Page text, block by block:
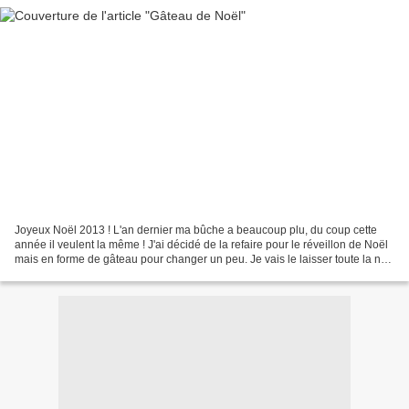
Joyeux Noël 2013 ! L'an dernier ma bûche a beaucoup plu, du coup cette
année il veulent la même ! J'ai décidé de la refaire pour le réveillon de Noël
mais en forme de gâteau pour changer un peu. Je vais le laisser toute la nuit